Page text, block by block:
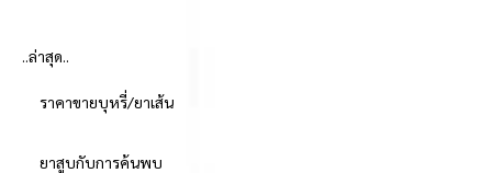
..ล่าสุด..
ราคาขายบุหรี่/ยาเส้น
ยาสูบกับการค้นพบ